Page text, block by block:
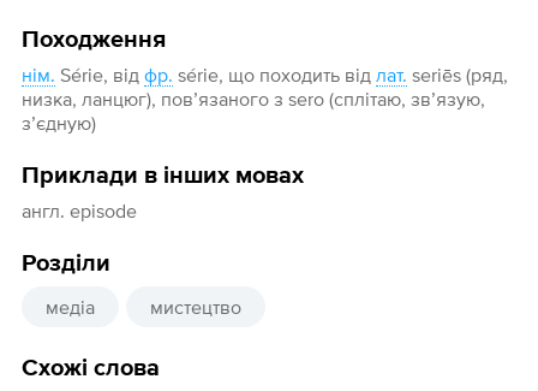
Походження
нім. Série, від фр. série, що походить від лат. seriēs (ряд,
низка, ланцюг), пов’язаного з sero (сплітаю, зв’язую,
з’єдную)
Приклади в інших мовах
англ. episode
Розділи
медіа мистецтво
Схожі слова